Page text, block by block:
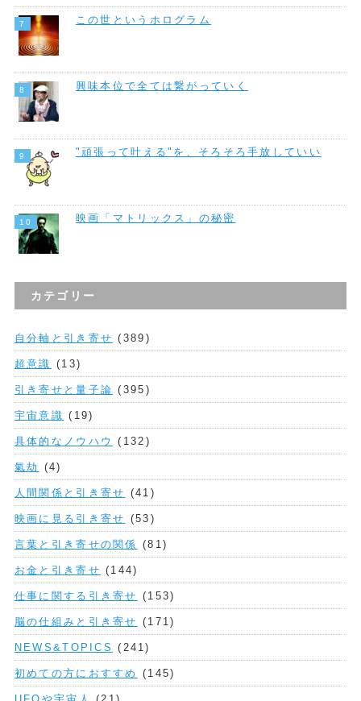
この世というホログラム
興味本位で全ては繋がっていく
"頑張って叶える"を、そろそろ手放していい
映画「マトリックス」の秘密
カテゴリー
自分軸と引き寄せ (389)
超意識 (13)
引き寄せと量子論 (395)
宇宙意識 (19)
具体的なノウハウ (132)
氣劫 (4)
人間関係と引き寄せ (41)
映画に見る引き寄せ (53)
言葉と引き寄せの関係 (81)
お金と引き寄せ (144)
仕事に関する引き寄せ (153)
脳の仕組みと引き寄せ (171)
NEWS&TOPICS (241)
初めての方におすすめ (145)